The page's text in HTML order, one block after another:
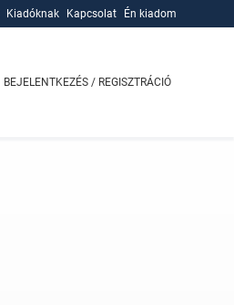
Kiadóknak
Kapcsolat Én kiadom
BEJELENTKEZÉS / REGISZTRÁCIÓ